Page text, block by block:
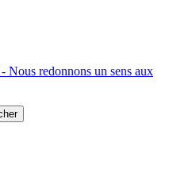
Nous redonnons un sens aux